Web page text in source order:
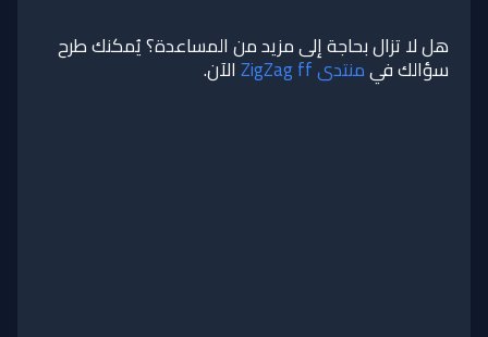
هل لا تزال بحاجة إلى مزيد من المساعدة؟ يُمكنك طرح
سؤالك فيمنتدى ZigZag ff الآن.